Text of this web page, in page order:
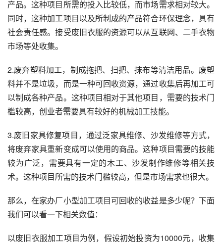
产品。这种项目所需的投入比较低，而市场需求相对较大。
同时，这种加工项目以及所制成的产品符合环保理念，具有
社会责任感。接受废旧衣服的资源可以从互联网、二手衣物
市场等处收集。
2.废弃塑料加工，制成拖把、扫把、抹布等清洁用品。废塑
料并不是垃圾，而是一种可回收资源，通过收集后再加工可
以制成各种产品。这种项目相对于其他项目，需要的技术门
槛较高，创业者需要具有较好的机械加工技能。
3.废旧家具修复项目，通过泛家具维修、沙发维修等方式，
将废弃家具重新变成可以使用的商品。这种项目需要的技能
较为广泛，需要具有一定的木工、沙发制作维修等相关技
术。这种项目所需的技术门槛较高，但是市场需求也很大。
那么，在家办厂小型加工项目可回收的收益是多少呢？下面
我们可以看一下相关数值：
以废旧衣服加工项目为例，假设初始投资为10000元，收集